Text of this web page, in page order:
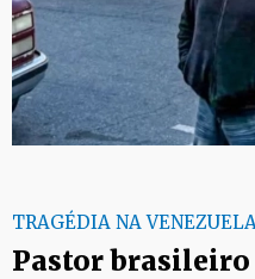
TRAGÉDIA NA
Pastor